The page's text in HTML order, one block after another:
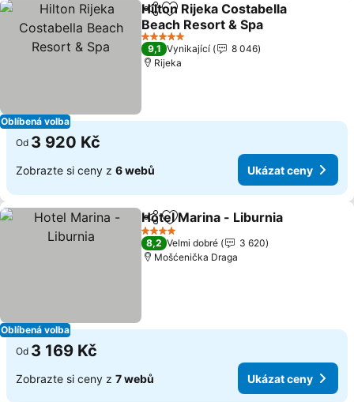
Oblíbená volba
SdíletPřidat na seznam oblíbených
Hilton Rijeka Costabella
Beach Resort & Spa
5 Počet hvězdiček
9,1 Vynikající
8 046
Rijeka
Od 3 920 Kč
Zobrazte si ceny z 6 webů Ukázat ceny
Oblíbená volba
SdíletPřidat na seznam oblíbených
Hotel Marina - Liburnia
4 Počet hvězdiček
8,2 Velmi dobré
3 620
Mošćenička Draga
Od 3 169 Kč
Zobrazte si ceny z 7 webů Ukázat ceny